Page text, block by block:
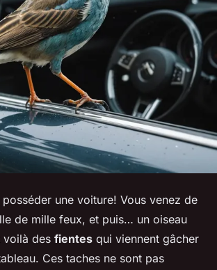
une voiture! Vous venez de
de mille feux, et puis… un oiseau
voilà des fientes qui viennent gâcher
Ces taches ne sont pas